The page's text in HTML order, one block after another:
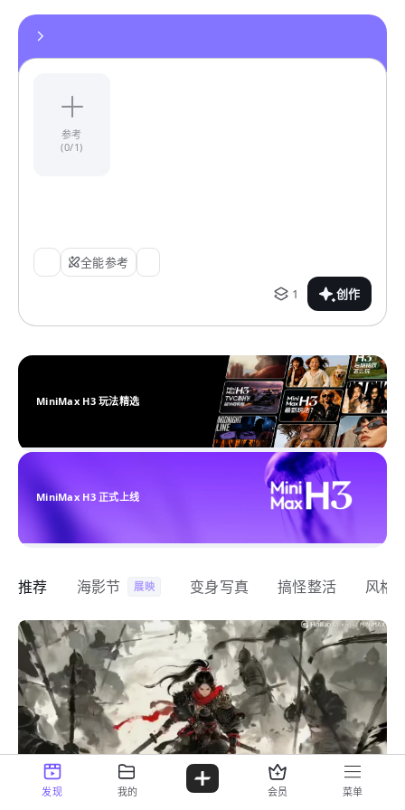
参考
(0/1)
全能参考
1
创作
MiniMax H3 玩法精选
MiniMax H3 正式上线
推荐 海影节 展映 变身写真 搞怪整活 风格
发现 我的 会员 菜单